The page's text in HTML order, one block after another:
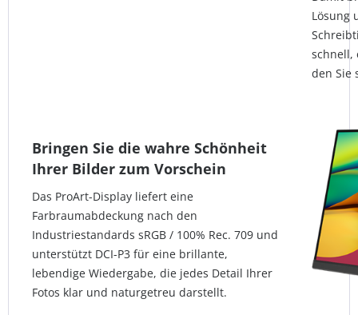
Lösung
schnell,
den Sie
Bringen Sie die wahre Schönheit
Ihrer Bilder zum Vorschein
Das ProArt-Display liefert eine
Farbraumabdeckung nach den
Industriestandards sRGB / 100% Rec. 709 und
unterstützt DCI-P3 für eine brillante,
lebendige Wiedergabe, die jedes Detail Ihrer
Fotos klar und naturgetreu darstellt.